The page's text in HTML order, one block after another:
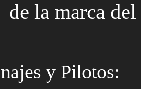
de la marca
y Pilotos: